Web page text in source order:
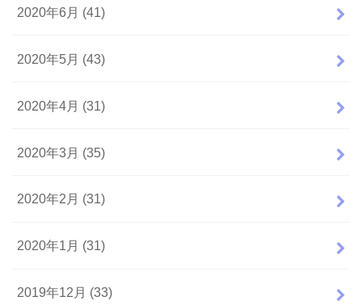
2020年6月 (41)
2020年5月 (43)
2020年4月 (31)
2020年3月 (35)
2020年2月 (31)
2020年1月 (31)
2019年12月 (33)